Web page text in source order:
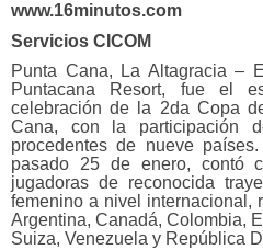
www.16minutos.com
Servicios CICOM
Punta Cana, La Altagracia –
Puntacana Resort, fue el
celebración de la 2da Copa
Cana, con la participación
procedentes de nueve
pasado 25 de enero, contó
jugadoras de reconocida
femenino a nivel internacional,
Argentina, Canadá, Colombia,
Suiza, Venezuela y República